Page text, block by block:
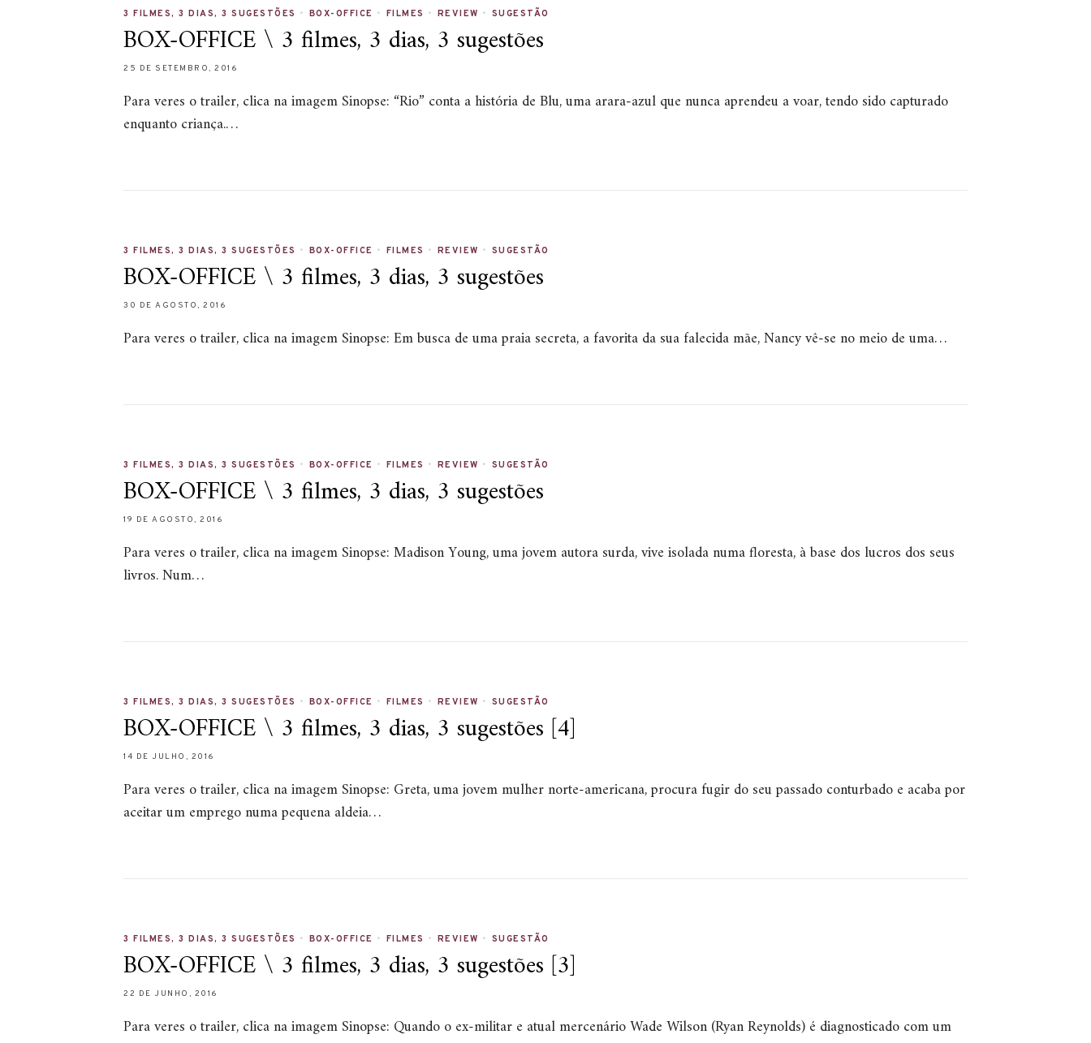
3 FILMES, 3 DIAS, 3 SUGESTÕES • BOX-OFFICE • FILMES • REVIEW • SUGESTÃO
BOX-OFFICE \ 3 filmes, 3 dias, 3 sugestões
25 DE SETEMBRO, 2016
Para veres o trailer, clica na imagem Sinopse: “Rio” conta a história de Blu, uma arara-azul que nunca aprendeu a voar, tendo sido capturado
enquanto criança.…
3 FILMES, 3 DIAS, 3 SUGESTÕES • BOX-OFFICE • FILMES • REVIEW • SUGESTÃO
BOX-OFFICE \ 3 filmes, 3 dias, 3 sugestões
30 DE AGOSTO, 2016
Para veres o trailer, clica na imagem Sinopse: Em busca de uma praia secreta, a favorita da sua falecida mãe, Nancy vê-se no meio de uma…
3 FILMES, 3 DIAS, 3 SUGESTÕES • BOX-OFFICE • FILMES • REVIEW • SUGESTÃO
BOX-OFFICE \ 3 filmes, 3 dias, 3 sugestões
19 DE AGOSTO, 2016
Para veres o trailer, clica na imagem Sinopse: Madison Young, uma jovem autora surda, vive isolada numa floresta, à base dos lucros dos seus
livros. Num…
3 FILMES, 3 DIAS, 3 SUGESTÕES • BOX-OFFICE • FILMES • REVIEW • SUGESTÃO
BOX-OFFICE \ 3 filmes, 3 dias, 3 sugestões [4]
14 DE JULHO, 2016
Para veres o trailer, clica na imagem Sinopse: Greta, uma jovem mulher norte-americana, procura fugir do seu passado conturbado e acaba por
aceitar um emprego numa pequena aldeia…
3 FILMES, 3 DIAS, 3 SUGESTÕES • BOX-OFFICE • FILMES • REVIEW • SUGESTÃO
BOX-OFFICE \ 3 filmes, 3 dias, 3 sugestões [3]
22 DE JUNHO, 2016
Para veres o trailer, clica na imagem Sinopse: Quando o ex-militar e atual mercenário Wade Wilson (Ryan Reynolds) é diagnosticado com um